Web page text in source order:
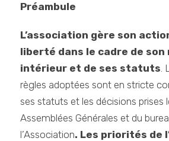
Préambule
L’association gère son
liberté dans le cadre de son
intérieur et de ses statuts.
règles adoptées sont en stricte
ses statuts et les décisions prises
Assemblées Générales et du
l’Association. Les priorités de